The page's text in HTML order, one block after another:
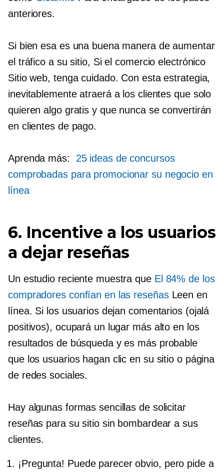
anteriores.
Si bien esa es una buena manera de aumentar
el tráfico a su sitio, Si el comercio electrónico
Sitio web, tenga cuidado. Con esta estrategia,
inevitablemente atraerá a los clientes que solo
quieren algo gratis y que nunca se convertirán
en clientes de pago.
Aprenda más: 25 ideas de concursos
comprobadas para promocionar su negocio en
línea
6. Incentive a los usuarios
a dejar reseñas
Un estudio reciente muestra que El 84% de los
compradores confían en las reseñasLeen en
línea. Si los usuarios dejan comentarios (ojalá
positivos), ocupará un lugar más alto en los
resultados de búsqueda y es más probable
que los usuarios hagan clic en su sitio o página
de redes sociales.
Hay algunas formas sencillas de solicitar
reseñas para su sitio sin bombardear a sus
clientes.
¡Pregunta! Puede parecer obvio, pero pide a